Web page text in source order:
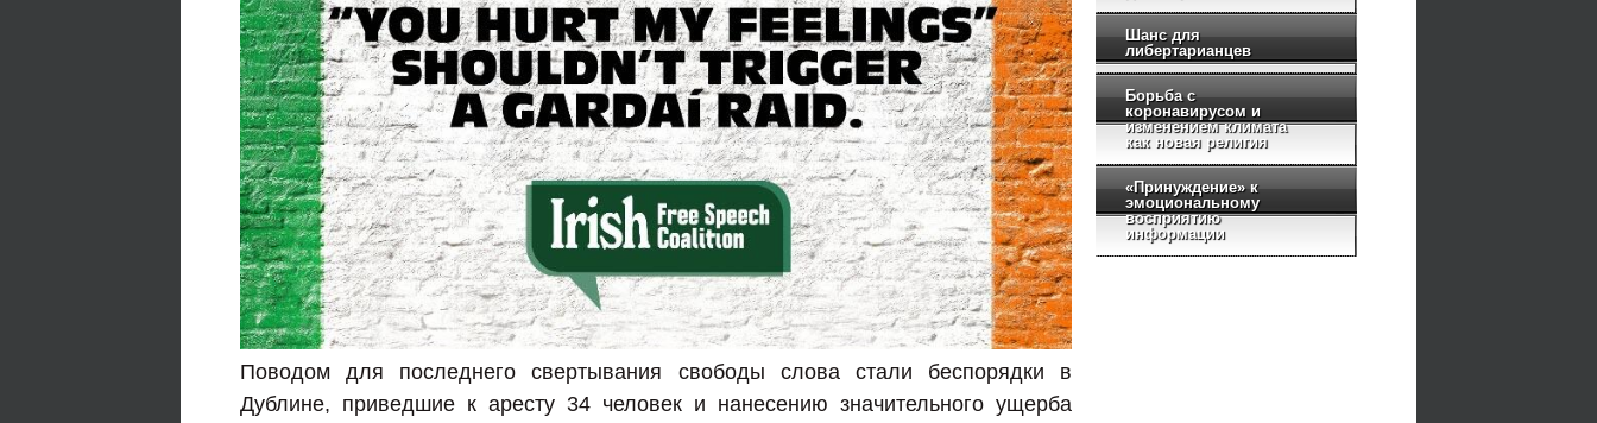
Поводом для последнего свертывания свободы слова стали беспорядки в
Дублине, приведшие к аресту 34 человек и нанесению значительного ущерба
Шанс для
либертарианцев
Борьба с
коронавирусом и
изменением климата
как новая религия
«Принуждение» к
эмоциональному
восприятию
информации